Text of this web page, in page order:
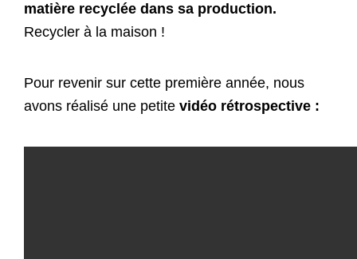
matière recyclée dans sa production.
Recycler à la maison !
Pour revenir sur cette première année, nous
avons réalisé une petite vidéo rétrospective :